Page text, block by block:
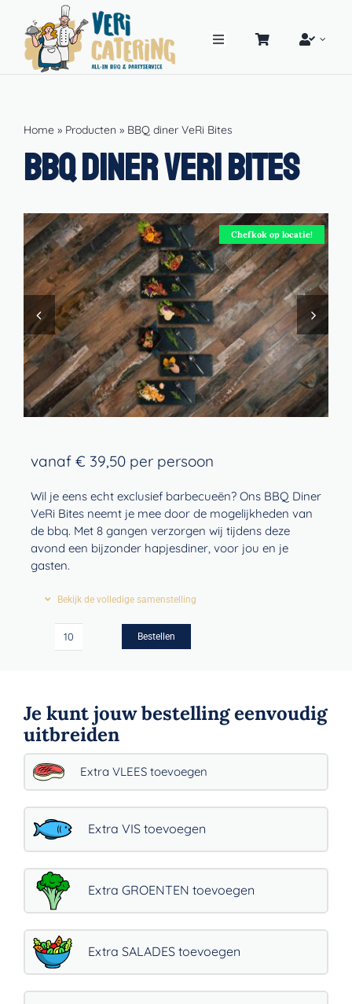
inhoud
Toggle
Home
BBQ Pakketten
Buffetten
PartyService
PartyVerhuur
Hoe werkt ‘t
Contact
Home » Producten » BBQ diner VeRi Bites
BBQ diner VeRi Bites
Chefkok op locatie!
vanaf € 39,50 per persoon
Wil je eens echt exclusief barbecueën? Ons BBQ Diner
VeRi Bites neemt je mee door de mogelijkheden van
de bbq. Met 8 gangen verzorgen wij tijdens deze
avond een bijzonder hapjesdiner, voor jou en je
gasten.
Bekijk de volledige samenstelling
BBQ
aantal
Bestellen
Je kunt jouw bestelling eenvoudig
uitbreiden
Extra VLEES toevoegen
Extra VIS toevoegen
Extra GROENTEN toevoegen
Extra SALADES toevoegen